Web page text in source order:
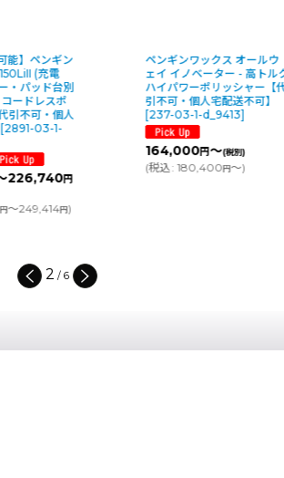
能】ペンギン
(充電
・パッド台別
ードレスポ
引不可・個人
[2891-03-1-
226,740円
円～249,414円)
ペンギンワックス オールウ
ェイ イノベーター - 高トル
ハイパワーポリッシャー【
引不可・個人宅配送不可】
[237-03-1-d_9413]
164,000円～(税別)
(税込: 180,400円～)
2 / 6